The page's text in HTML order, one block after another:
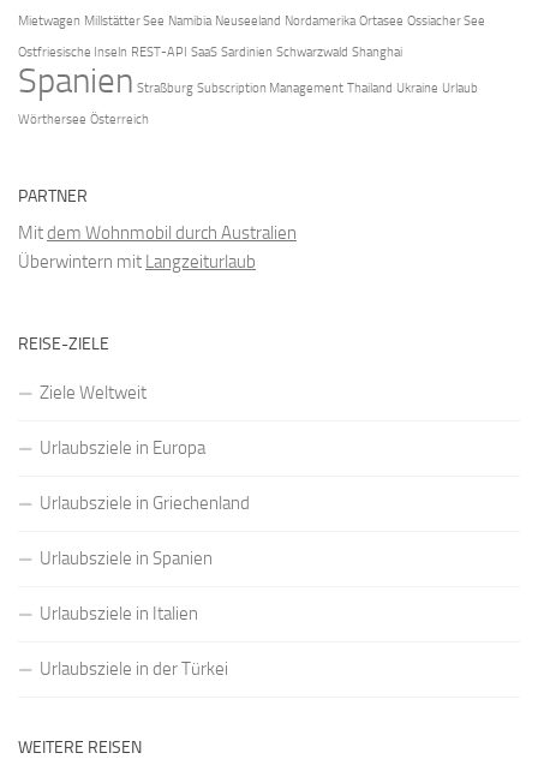
Mietwagen Millstätter See Namibia Neuseeland Nordamerika Ortasee Ossiacher See
Ostfriesische Inseln REST-API SaaS Sardinien Schwarzwald Shanghai
Spanien Straßburg Subscription Management Thailand Ukraine Urlaub
Wörthersee Österreich
PARTNER
Mitdem Wohnmobil durch Australien
Überwintern mit Langzeiturlaub
REISE-ZIELE
Ziele Weltweit
Urlaubsziele in Europa
Urlaubsziele in Griechenland
Urlaubsziele in Spanien
Urlaubsziele in Italien
Urlaubsziele in der Türkei
WEITERE REISEN